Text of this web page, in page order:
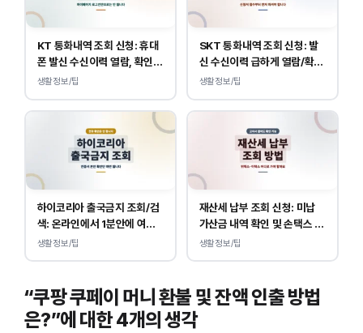
KT 통화내역 조회 신청: 휴대
폰 발신 수신이력 열람, 확인
하는 방법
생활정보/팁
SKT 통화내역 조회 신청: 발
신 수신이력 급하게 열람/확인
하는 방법
생활정보/팁
하이코리아 출국금지 조회/검
색: 온라인에서 1분안에 여부
확인 하는 방법
생활정보/팁
재산세 납부 조회 신청: 미납
가산금 내역 확인 및 손택스 이
택스 경로 안내
생활정보/팁
“쿠팡 쿠페이 머니 환불 및 잔액 인출 방법
은?”에 대한 4개의 생각